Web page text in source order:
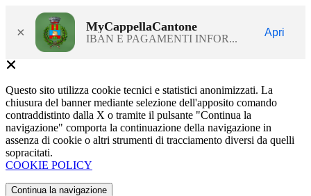
× MyCappellaCantone
IBAN E PAGAMENTI INFOR...
Apri
Questo sito utilizza cookie tecnici e statistici anonimizzati. La
chiusura del banner mediante selezione dell'apposito comando
contraddistinto dalla X o tramite il pulsante "Continua la
navigazione" comporta la continuazione della navigazione in
assenza di cookie o altri strumenti di tracciamento diversi da quelli
sopracitati.
COOKIE POLICY
Continua la navigazione